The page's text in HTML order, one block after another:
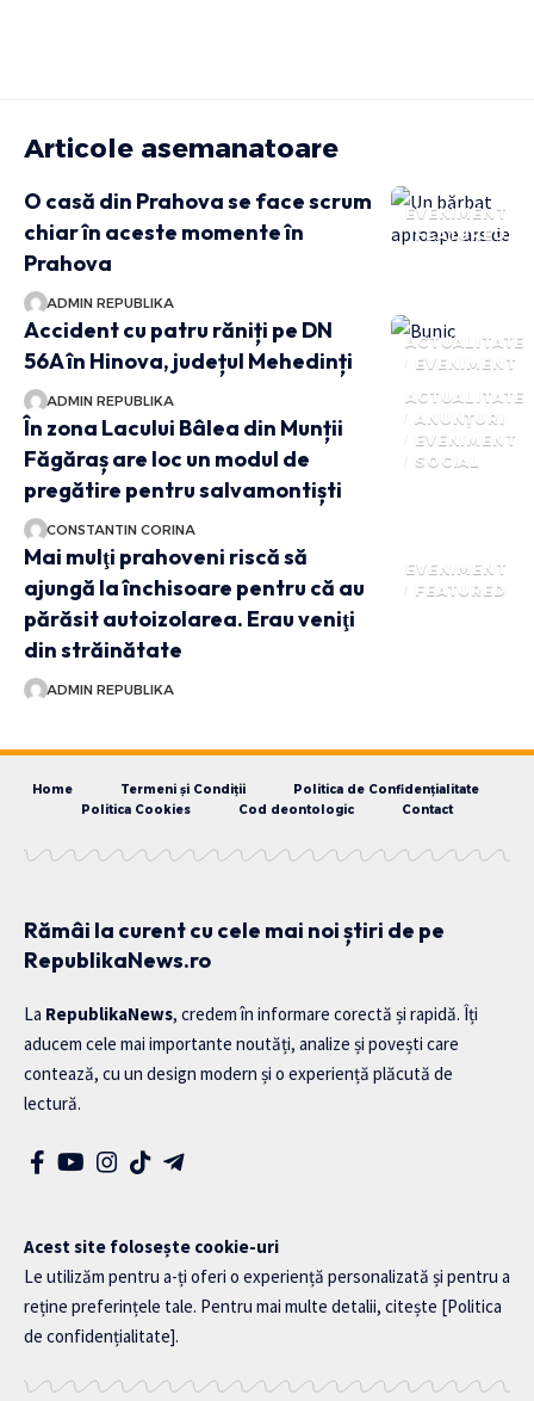
Articole asemanatoare
EVENIMENT
FEATURED
O casă din Prahova se face scrum
chiar în aceste momente în
Prahova
ADMIN REPUBLIKA
ACTUALITATE
EVENIMENT
Accident cu patru răniți pe DN
56A în Hinova, județul Mehedinți
ADMIN REPUBLIKA
ACTUALITATE
ANUNȚURI
EVENIMENT
SOCIAL
În zona Lacului Bâlea din Munții
Făgăraș are loc un modul de
pregătire pentru salvamontiști
CONSTANTIN CORINA
EVENIMENT
FEATURED
Mai mulţi prahoveni riscă să
ajungă la închisoare pentru că au
părăsit autoizolarea. Erau veniţi
din străinătate
ADMIN REPUBLIKA
Home Termeni și Condiții
Politica de Confidențialitate
Politica Cookies
Cod deontologic Contact
Rămâi la curent cu cele mai noi știri de pe
RepublikaNews.ro
La RepublikaNews, credem în informare corectă și rapidă. Îți
aducem cele mai importante noutăți, analize și povești care
contează, cu un design modern și o experiență plăcută de
lectură.
Acest site folosește cookie-uri
Le utilizăm pentru a-ți oferi o experiență personalizată și pentru a
reține preferințele tale. Pentru mai multe detalii, citește [Politica
de confidențialitate].